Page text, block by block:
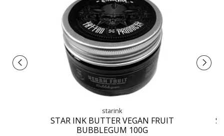
starink
STAR INK BUTTER VEGAN FRUIT
BUBBLEGUM 100G